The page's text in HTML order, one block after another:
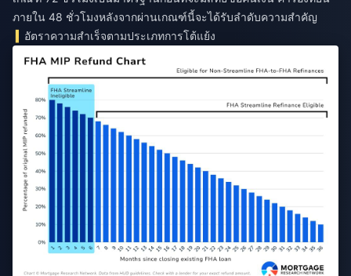
ภายใน 48 ชั่วโมงหลังจากผ่านเกณฑ์นี้จะได้รับลำดับความสำคัญ
อัตราความสำเร็จตามประเภทการโต้แย้ง